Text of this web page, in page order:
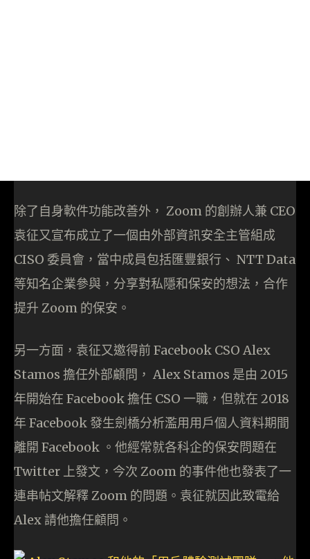
除了自身軟件功能改善外， Zoom 的創辦人兼 CEO
袁征又宣布成立了一個由外部資訊安全主管組成
CISO 委員會，當中成員包括匯豐銀行、 NTT Data
等知名企業參與，分享對私隱和保安的想法，合作
提升 Zoom 的保安。
另一方面，袁征又邀得前 Facebook CSO Alex
Stamos 擔任外部顧問， Alex Stamos 是由 2015
年開始在 Facebook 擔任 CSO 一職，但就在 2018
年 Facebook 發生劍橋分析濫用用戶個人資料期間
離開 Facebook 。他經常就各科企的保安問題在
Twitter 上發文，今次 Zoom 的事件他也發表了一
連串帖文解釋 Zoom 的問題。袁征就因此致電給
Alex 請他擔任顧問。